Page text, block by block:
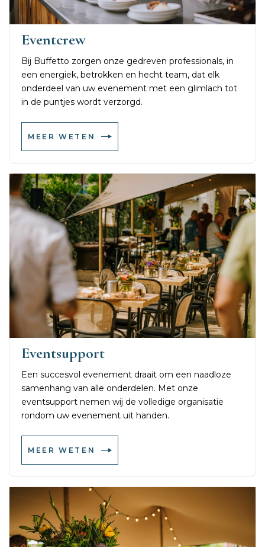
Eventcrew
Bij Buffetto zorgen onze gedreven professionals, in
een energiek, betrokken en hecht team, dat elk
onderdeel van uw evenement met een glimlach tot
in de puntjes wordt verzorgd.
MEER WETEN
Eventsupport
Een succesvol evenement draait om een naadloze
samenhang van alle onderdelen. Met onze
eventsupport nemen wij de volledige organisatie
rondom uw evenement uit handen.
MEER WETEN